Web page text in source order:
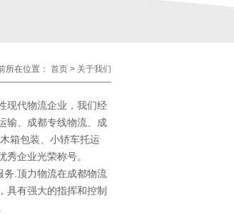
所在位置： 首页 > 关于我们
现代物流企业，我们经
输、成都专线物流、成
箱包装、小轿车托运
企业光荣称号。
务.顶力物流在成都物流
具有强大的指挥和控制